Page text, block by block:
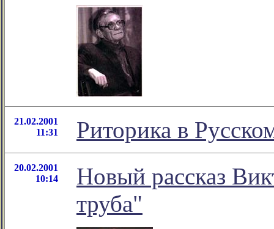
21.02.2001
11:31
Риторика в
20.02.2001
10:14
Новый рассказ
труба"